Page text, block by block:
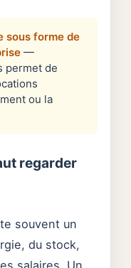
sous forme de
—
permet de
ou la
regarder
souvent un
du stock,
salaires. Un